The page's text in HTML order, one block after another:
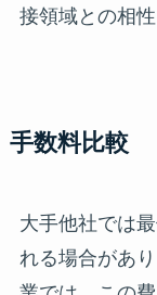
接領域との相性
手数料比較
大手他社では
れる場合があ